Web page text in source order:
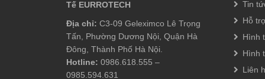
Tế EURROTECH
Địa chỉ: C3-09 Geleximco Lê Trọng
Tấn, Phường Dương Nội, Quận Hà
Đông, Thành Phố Hà Nội.
Hotline: 0986.618.555 –
0985.594.631
Tin
Hỗ
Hình
Hình
Liên